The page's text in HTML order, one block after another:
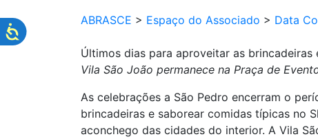
ABRASCE > Espaço do Associado > Data
Últimos dias para aproveitar as
Vila São João permanece na Praça de
As celebrações a São Pedro encerram o
brincadeiras e saborear comidas típicas no
aconchego das cidades do interior. A Vila